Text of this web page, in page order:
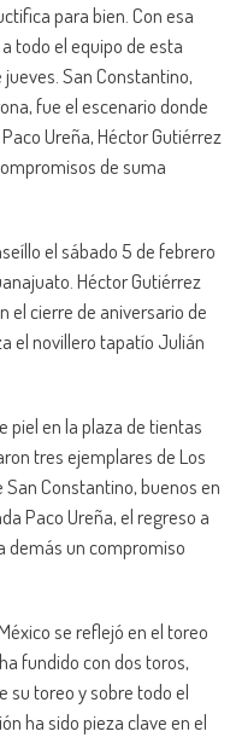
para bien. Con esa
todo el equipo de esta
San Constantino,
fue el escenario donde
Ureña, Héctor Gutiérrez
de suma
el sábado 5 de febrero
Héctor Gutiérrez
el cierre de aniversario de
el novillero tapatío Julián
piel en la plaza de tientas
tres ejemplares de Los
San Constantino, buenos en
Paco Ureña, el regreso a
demás un compromiso
se reflejó en el toreo
fundido con dos toros,
su toreo y sobre todo el
ha sido pieza clave en el